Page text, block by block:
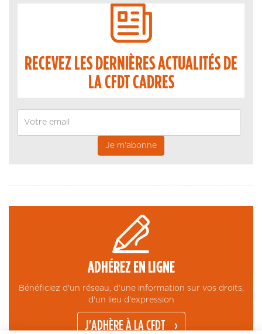
RECEVEZ LES DERNIÈRES ACTUALITÉS DE
LA CFDT CADRES
ADHÉREZ EN LIGNE
Bénéficiez d'un réseau, d'une information sur vos droits,
d'un lieu d'expression
J'ADHÈRE À LA CFDT